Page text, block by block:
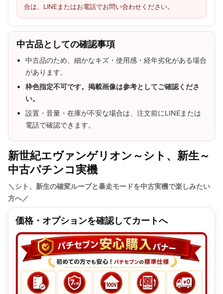
合は、LINEまたはお電話でお問い合わせください。
中古品としての確認事項
中古品のため、細かなキズ・使用感・経年劣化がある場合
があります。
枠色指定不可です。掲載画像は参考としてご確認くださ
い。
設置・音量・在庫が不安な場合は、注文前にLINEまたは
電話で確認できます。
新世紀エヴァンゲリオン～シト、新生～
中古パチンコ実機
＼シト、新生の確変ループと暴走モードを中古実機で楽しみたい
方へ／
価格・オプションを確認してカートへ